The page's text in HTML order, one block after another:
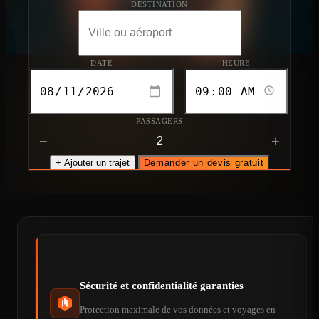
DESTINATION
DATE HEURE
PASSAGERS
− +
+ Ajouter un trajet Demander un devis gratuit
Sécurité et confidentialité garanties
Protection maximale de vos données et voyages en